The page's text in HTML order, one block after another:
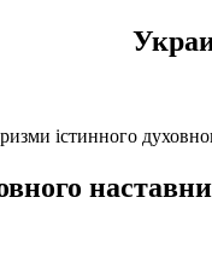
істинного